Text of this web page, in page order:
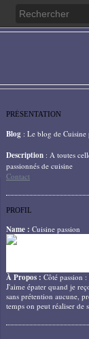
PRÉSENTATION
Blog : Le blog de Cuisine
Description : A toutes
passionnés de cuisine
Contact
PROFIL
Name : Cuisine passion
À Propos : Côté passion
J'aime épater quand je
sans prétention aucune,
temps on peut réaliser de